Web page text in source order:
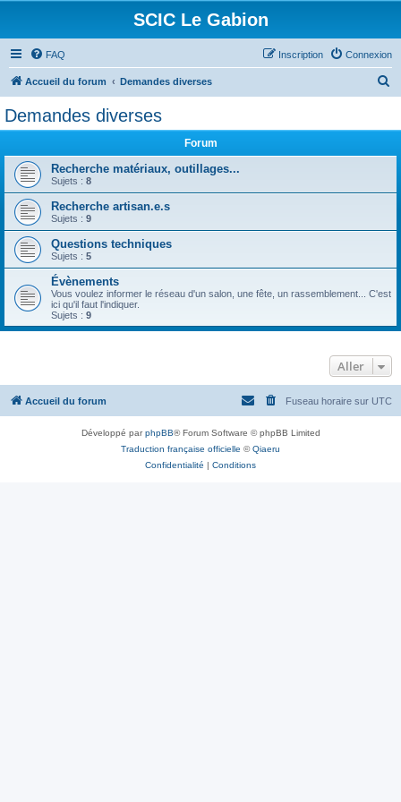
SCIC Le Gabion
FAQ Connexion
Inscription
Accueil du forum Demandes diverses
h
Demandes diverses
Forum
Recherche matériaux, outillages...
Sujets : 8
Recherche artisan.e.s
Sujets : 9
Questions techniques
Sujets : 5
Évènements
Vous voulez informer le réseau d'un salon, une fête, un rassemblement... C'est
ici qu'il faut l'indiquer.
Sujets : 9
Aller
Accueil du forum Fuseau horaire sur UTC
Développé parphpBB® Forum Software © phpBB Limited
Traduction française officielle ©Qiaeru
Confidentialité | Conditions